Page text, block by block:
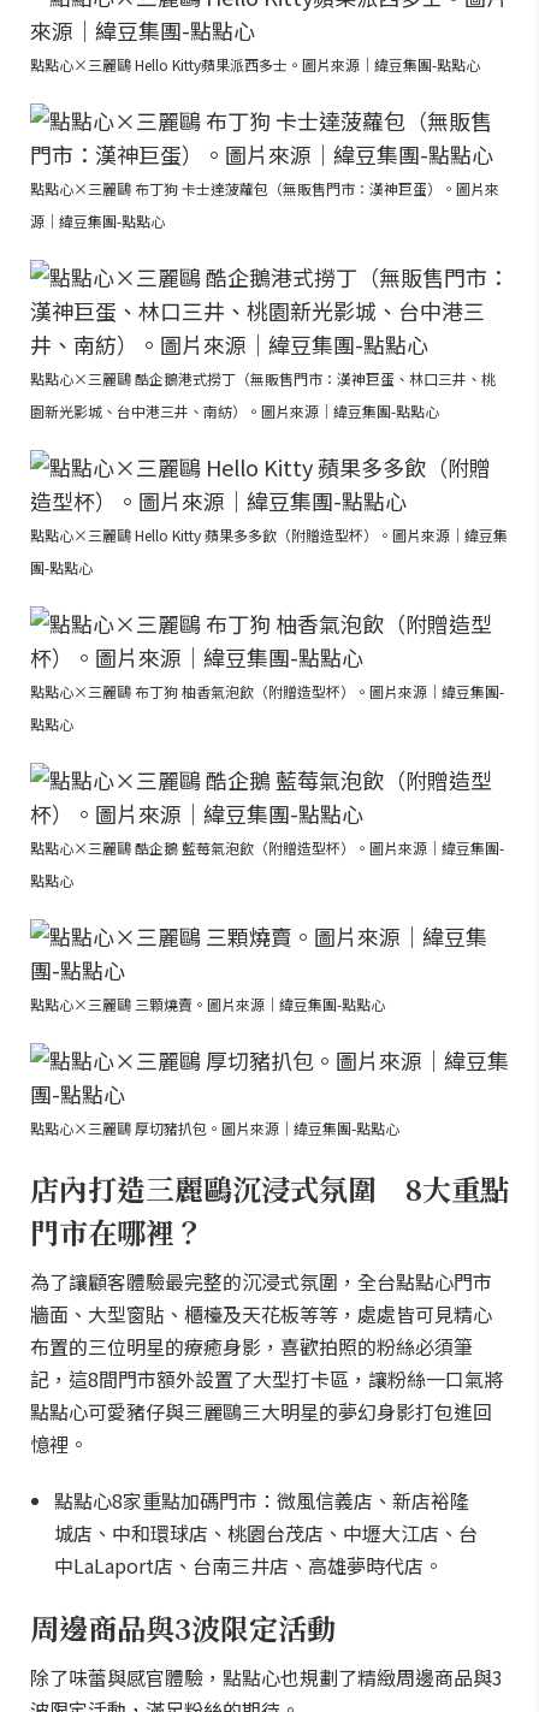
點點心×三麗鷗 Hello Kitty蘋果派西多士。圖片來源｜緯豆集團-點點心
點點心×三麗鷗 布丁狗 卡士達菠蘿包（無販售門市：漢神巨蛋）。圖片來
源｜緯豆集團-點點心
點點心×三麗鷗 酷企鵝港式撈丁（無販售門市：漢神巨蛋、林口三井、桃
園新光影城、台中港三井、南紡）。圖片來源｜緯豆集團-點點心
點點心×三麗鷗 Hello Kitty 蘋果多多飲（附贈造型杯）。圖片來源｜緯豆集
團-點點心
點點心×三麗鷗 布丁狗 柚香氣泡飲（附贈造型杯）。圖片來源｜緯豆集團-
點點心
點點心×三麗鷗 酷企鵝 藍莓氣泡飲（附贈造型杯）。圖片來源｜緯豆集團-
點點心
點點心×三麗鷗 三顆燒賣。圖片來源｜緯豆集團-點點心
點點心×三麗鷗 厚切豬扒包。圖片來源｜緯豆集團-點點心
店內打造三麗鷗沉浸式氛圍 8大重點
門市在哪裡？
為了讓顧客體驗最完整的沉浸式氛圍，全台點點心門市
牆面、大型窗貼、櫃檯及天花板等等，處處皆可見精心
布置的三位明星的療癒身影，喜歡拍照的粉絲必須筆
記，這8間門市額外設置了大型打卡區，讓粉絲一口氣將
點點心可愛豬仔與三麗鷗三大明星的夢幻身影打包進回
憶裡。
點點心8家重點加碼門市：微風信義店、新店裕隆
城店、中和環球店、桃園台茂店、中壢大江店、台
中LaLaport店、台南三井店、高雄夢時代店。
周邊商品與3波限定活動
除了味蕾與感官體驗，點點心也規劃了精緻周邊商品與3